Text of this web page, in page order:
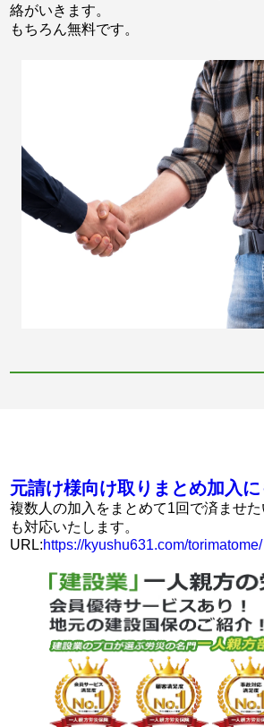
絡がいきます。
もちろん無料です。
元請け様向け取りまとめ加入に
複数人の加入をまとめて1回で済ませ
も対応いたします。
URL:https://kyushu631.com/torimatome/